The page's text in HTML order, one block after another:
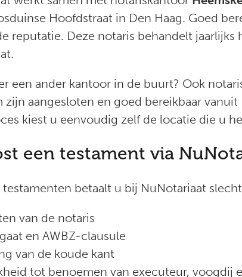
Hoofdstraat in Den Haag. Goed
reputatie. Deze notaris behandelt jaarlijks
een ander kantoor in de buurt? Ook
zijn aangesloten en goed bereikbaar vanuit
kiest u eenvoudig zelf de locatie die u
een testament via
betaalt u bij NuNotariaat
van de notaris
en AWBZ-clausule
van de koude kant
tot benoemen van executeur, voogdij